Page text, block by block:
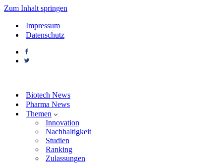
Zum Inhalt springen
Impressum
Datenschutz
Biotech News
Pharma News
Themen
Innovation
Nachhaltigkeit
Studien
Ranking
Zulassungen